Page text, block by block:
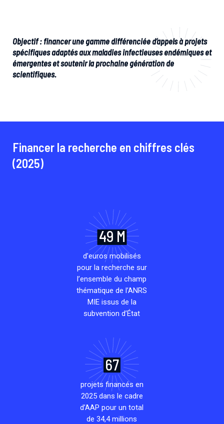
Objectif : financer une gamme différenciée d’appels à projets
spécifiques adaptés aux maladies infectieuses endémiques et
émergentes et soutenir la prochaine génération de
scientifiques.
Financer la recherche en chiffres clés
(2025)
49 M
d’euros mobilisés
pour la recherche sur
l’ensemble du champ
thématique de l’ANRS
MIE issus de la
subvention d’État
67
projets financés en
2025 dans le cadre
d’AAP pour un total
de 34,4 millions